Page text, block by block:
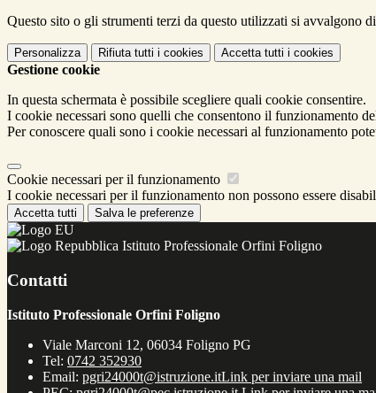
Questo sito o gli strumenti terzi da questo utilizzati si avvalgono
Personalizza Rifiuta tutti i cookies Accetta tutti i cookies
Gestione cookie
In questa schermata è possibile scegliere quali cookie consentire.
I cookie necessari sono quelli che consentono il funzionamento
Per conoscere quali sono i cookie necessari al funzionamento
Cookie necessari per il funzionamento
I cookie necessari per il funzionamento non possono essere
Accetta tutti Salva le preferenze
Istituto Professionale Orfini Foligno
Contatti
Istituto Professionale Orfini Foligno
Viale Marconi 12, 06034 Foligno PG
Tel: 0742 352930
Email: pgri24000t@istruzione.itLink per inviare una mail